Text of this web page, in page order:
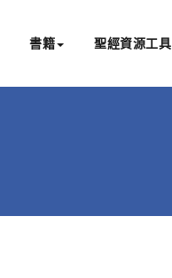
書籍 聖經資源工具